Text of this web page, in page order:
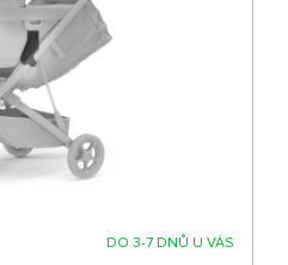
DO 3-7 DNŮ U VÁS